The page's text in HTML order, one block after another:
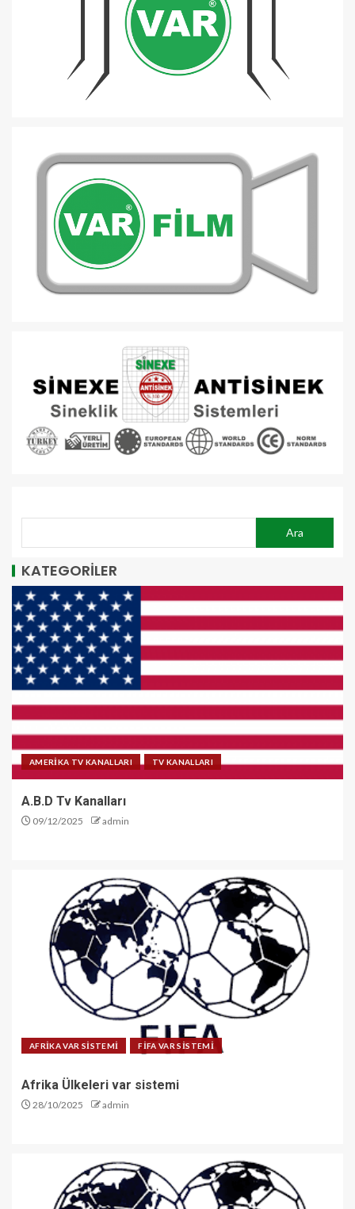
Ara
KATEGORİLER
AMERİKA TV KANALLARI TV KANALLARI
A.B.D Tv Kanalları
09/12/2025 admin
AFRİKA VAR SİSTEMİ FİFA VAR SİSTEMİ
Afrika Ülkeleri var sistemi
28/10/2025 admin